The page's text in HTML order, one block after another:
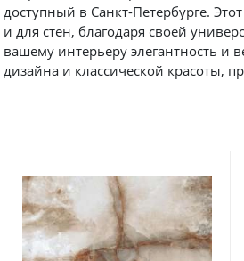
доступный в Санкт-Петербурге.
и для стен, благодаря своей
вашему интерьеру элегантность и
дизайна и классической красоты,